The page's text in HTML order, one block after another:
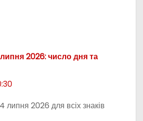
2026: число дня та
липня 2026 для всіх знаків